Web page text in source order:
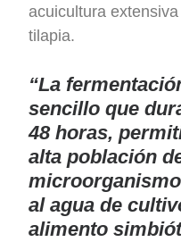
acuicultura
tilapia.
“La
sencillo que
48 horas,
alta población
al agua de
alimento